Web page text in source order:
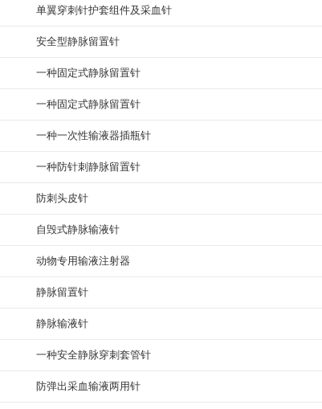
单翼穿刺针护套组件及采血针
安全型静脉留置针
一种固定式静脉留置针
一种固定式静脉留置针
一种一次性输液器插瓶针
一种防针刺静脉留置针
防刺头皮针
自毁式静脉输液针
动物专用输液注射器
静脉留置针
静脉输液针
一种安全静脉穿刺套管针
防弹出采血输液两用针